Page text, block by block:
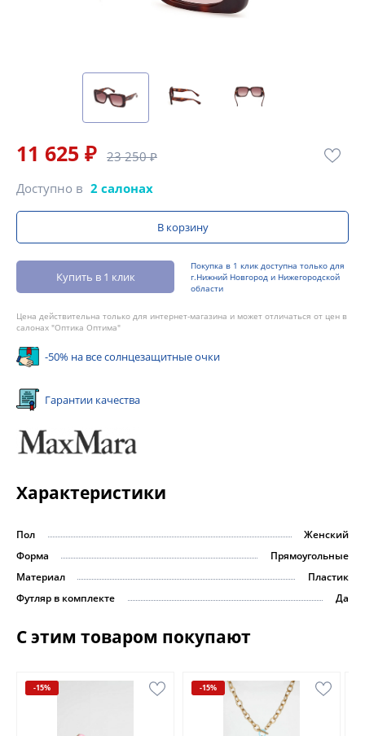
11 625 ₽ 23 250 ₽
Доступно в 2 салонах
В корзину
Купить в 1 клик
Покупка в 1 клик доступна только для
г.Нижний Новгород и Нижегородской
области
Цена действительна только для интернет-магазина и может отличаться от цен в
салонах "Оптика Оптима"
-50% на все солнцезащитные очки
Гарантии качества
Характеристики
Пол
Женский
Форма
Прямоугольные
Материал
Пластик
Футляр в комплекте
Да
С этим товаром покупают
-15% -15%